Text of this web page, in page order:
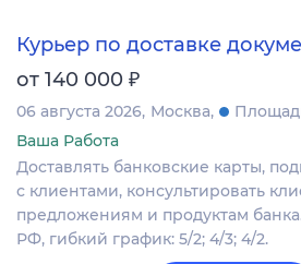
Курьер по доставке
от 140 000 ₽
06 августа 2026 Москва
Ваша Работа
Доставлять банковские карты,
с клиентами, консультировать
предложениям и продуктам
РФ, гибкий график: 5/2; 4/3; 4/2.